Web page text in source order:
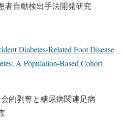
者自動検出手法開発研究
Diabetes-Related Foot Disease
A Population-Based Cohort
的剥奪と糖尿病関連足病